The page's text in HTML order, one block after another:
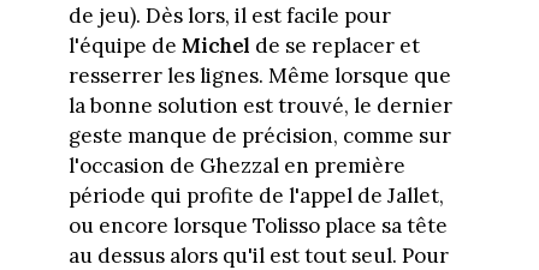
de jeu). Dès lors, il est facile pour
l'équipe de Michel de se replacer et
resserrer les lignes. Même lorsque que
la bonne solution est trouvé, le dernier
geste manque de précision, comme sur
l'occasion de Ghezzal en première
période qui profite de l'appel de Jallet,
ou encore lorsque Tolisso place sa tête
au dessus alors qu'il est tout seul. Pour